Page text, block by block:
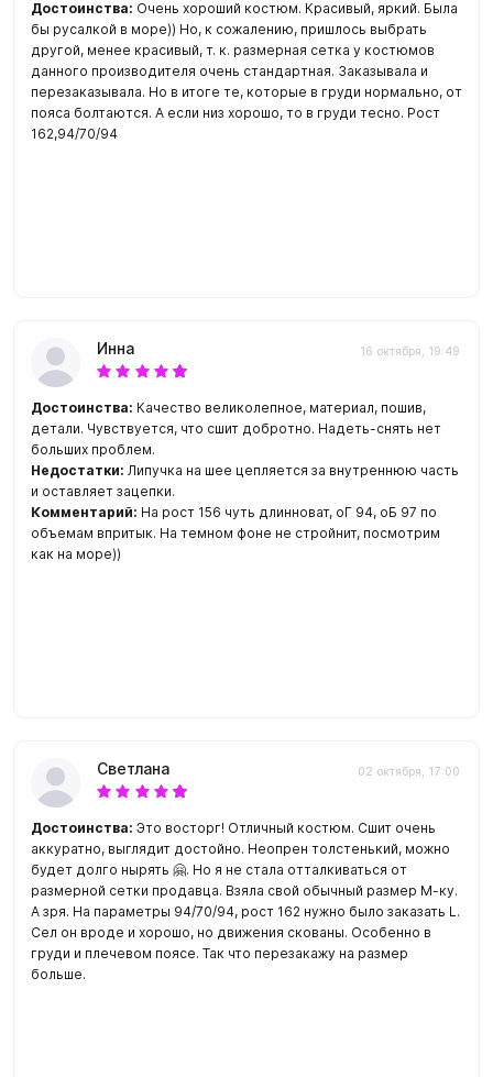
Достоинства: Очень хороший костюм. Красивый, яркий. Была
бы русалкой в море)) Но, к сожалению, пришлось выбрать
другой, менее красивый, т. к. размерная сетка у костюмов
данного производителя очень стандартная. Заказывала и
перезаказывала. Но в итоге те, которые в груди нормально, от
пояса болтаются. А если низ хорошо, то в груди тесно. Рост
162,94/70/94
Инна 16 октября, 19:49
Достоинства: Качество великолепное, материал, пошив,
детали. Чувствуется, что сшит добротно. Надеть-снять нет
больших проблем.
Недостатки: Липучка на шее цепляется за внутреннюю часть
и оставляет зацепки.
Комментарий: На рост 156 чуть длинноват, оГ 94, оБ 97 по
объемам впритык. На темном фоне не стройнит, посмотрим
как на море))
Светлана 02 октября, 17:00
Достоинства: Это восторг! Отличный костюм. Сшит очень
аккуратно, выглядит достойно. Неопрен толстенький, можно
будет долго нырять 🤗. Но я не стала отталкиваться от
размерной сетки продавца. Взяла свой обычный размер М-ку.
А зря. На параметры 94/70/94, рост 162 нужно было заказать L.
Сел он вроде и хорошо, но движения скованы. Особенно в
груди и плечевом поясе. Так что перезакажу на размер
больше.